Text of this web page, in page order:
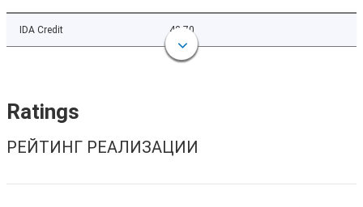
IDA Credit 42.70
Ratings
РЕЙТИНГ РЕАЛИЗАЦИИ